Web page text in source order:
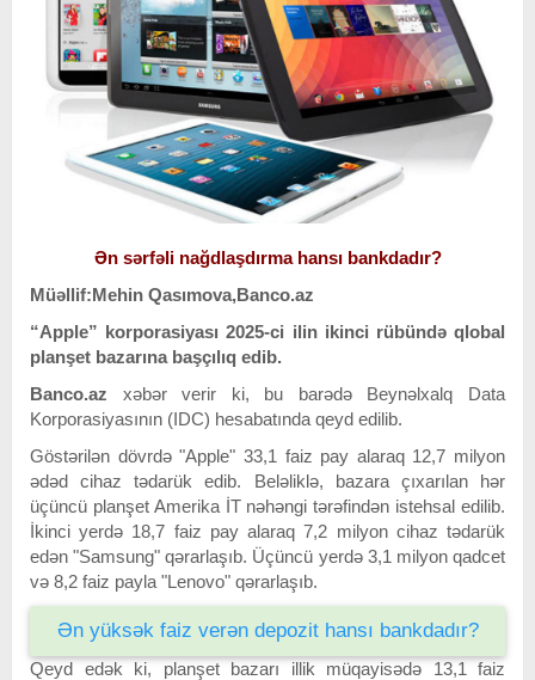
Ən sərfəli nağdlaşdırma hansı bankdadır?
Müəllif:Mehin Qasımova,Banco.az
“Apple” korporasiyası 2025-ci ilin ikinci rübündə qlobal
planşet bazarına başçılıq edib.
Banco.az xəbər verir ki, bu barədə Beynəlxalq Data
Korporasiyasının (IDC) hesabatında qeyd edilib.
Göstərilən dövrdə "Apple" 33,1 faiz pay alaraq 12,7 milyon
ədəd cihaz tədarük edib. Beləliklə, bazara çıxarılan hər
üçüncü planşet Amerika İT nəhəngi tərəfindən istehsal edilib.
İkinci yerdə 18,7 faiz pay alaraq 7,2 milyon cihaz tədarük
edən "Samsung" qərarlaşıb. Üçüncü yerdə 3,1 milyon qadcet
və 8,2 faiz payla "Lenovo" qərarlaşıb.
Ən yüksək faiz verən depozit hansı bankdadır?
Qeyd edək ki, planşet bazarı illik müqayisədə 13,1 faiz